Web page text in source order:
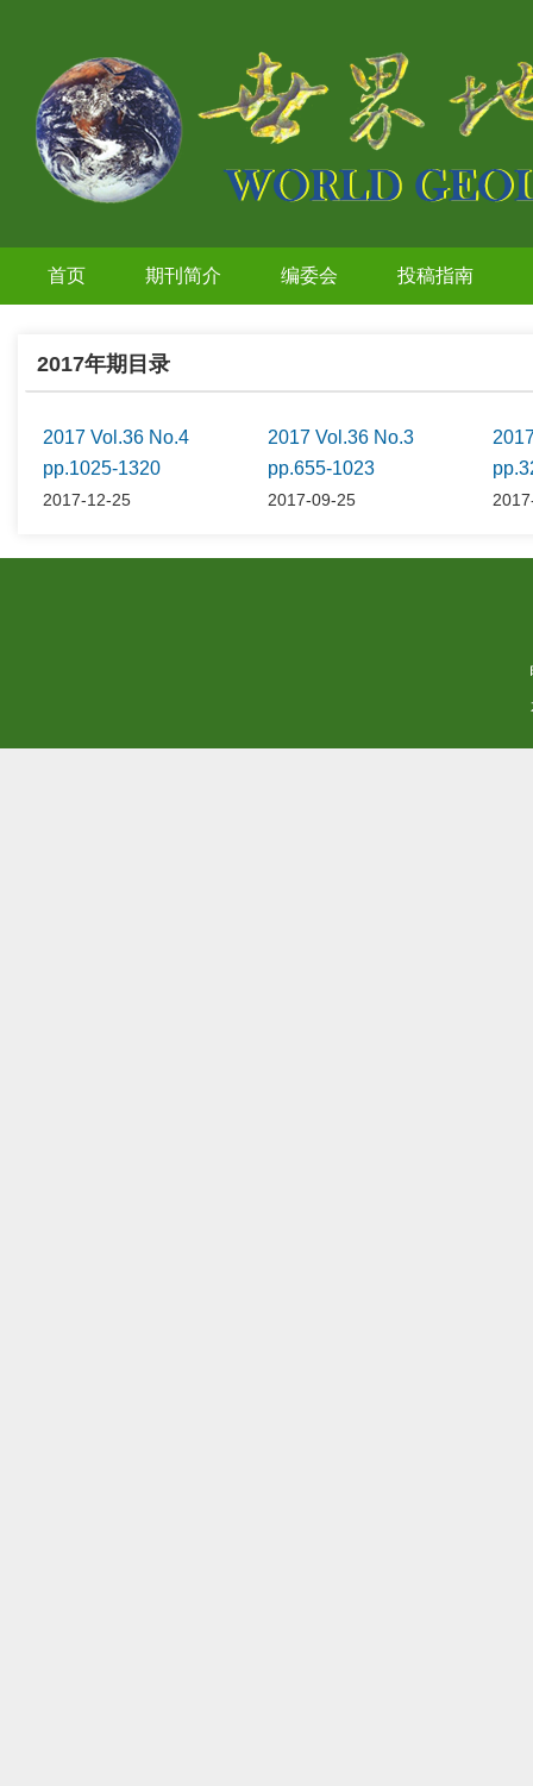
首页 期刊简介 编委会 投稿指南
2017年期目录
2017 Vol.36 No.4
pp.1025-1320
2017-12-25
2017 Vol.36 No.3
pp.655-1023
2017-09-25